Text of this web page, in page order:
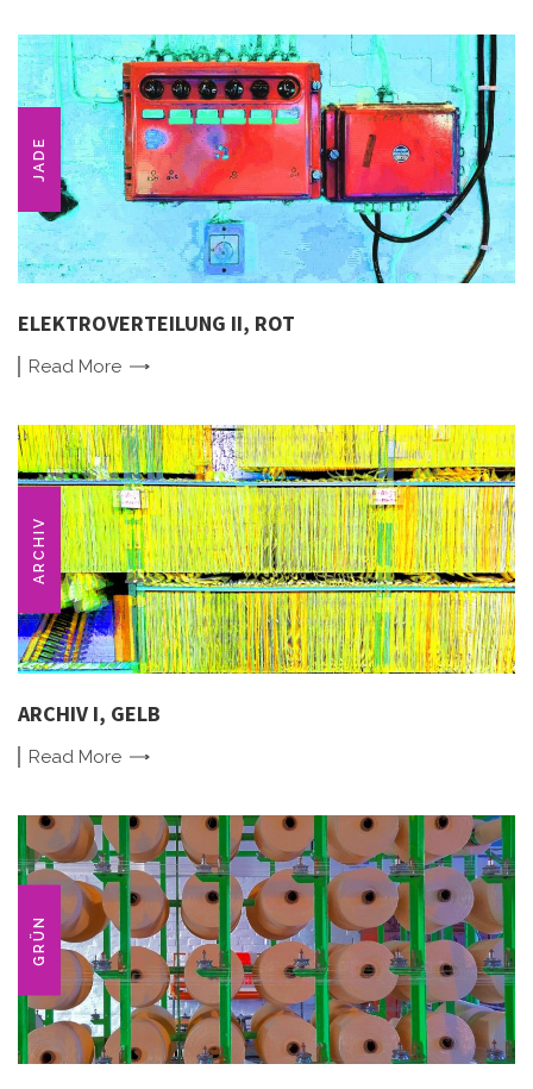
JADE
ELEKTROVERTEILUNG II, ROT
Read More
ARCHIV
ARCHIV I, GELB
Read More
GRÜN